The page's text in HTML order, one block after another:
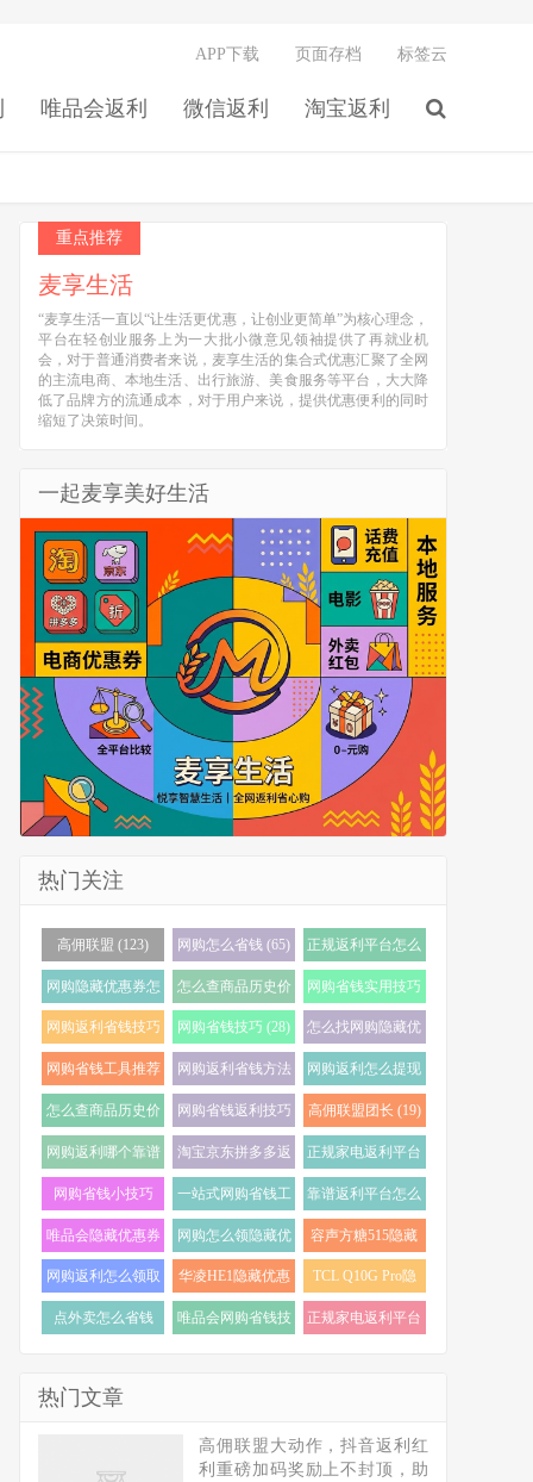
唯品会返利 微信返利 淘宝返利
APP下载 页面存档 标签云
重点推荐
麦享生活
“麦享生活一直以“让生活更优惠，让创业更简单”为核心理念，
平台在轻创业服务上为一大批小微意见领袖提供了再就业机
会，对于普通消费者来说，麦享生活的集合式优惠汇聚了全网
的主流电商、本地生活、出行旅游、美食服务等平台，大大降
低了品牌方的流通成本，对于用户来说，提供优惠便利的同时
缩短了决策时间。
一起麦享美好生活
热门关注
高佣联盟 (123) 网购怎么省钱 (65)
正规返利平台怎么
选 (56)
网购隐藏优惠券怎
么找 (40)
怎么查商品历史价
格 (36)
网购省钱实用技巧
(35)
网购返利省钱技巧
(35)
网购省钱技巧 (28)
怎么找网购隐藏优
惠券 (24)
网购省钱工具推荐
(24)
网购返利省钱方法
(22)
网购返利怎么提现
(21)
怎么查商品历史价
格走势 (20)
网购省钱返利技巧
(20)
高佣联盟团长 (19)
网购返利哪个靠谱
(19)
淘宝京东拼多多返
利 (19)
正规家电返利平台
怎么选 (18)
网购省钱小技巧
(18)
一站式网购省钱工
具 (17)
靠谱返利平台怎么
选 (17)
唯品会隐藏优惠券
怎么找 (17)
网购怎么领隐藏优
惠券 (17)
容声方糖515隐藏
优惠券 (16)
网购返利怎么领取
(16)
华凌HE1隐藏优惠
券 (16)
TCL Q10G Pro隐
藏优惠券 (16)
点外卖怎么省钱
唯品会网购省钱技
正规家电返利平台
热门文章
高佣联盟大动作，抖音返利红
利重磅加码奖励上不封顶，助